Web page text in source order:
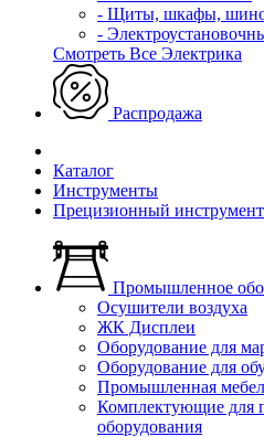
- Щиты, шкафы,
-
Смотреть Все Электрика
Распродажа
Каталог
Инструменты
Прецизионный инструмент
Промышленное
Осушители воздуха
ЖК Дисплеи
Оборудование для
Оборудование для
Промышленная
Комплектующие для
оборудования